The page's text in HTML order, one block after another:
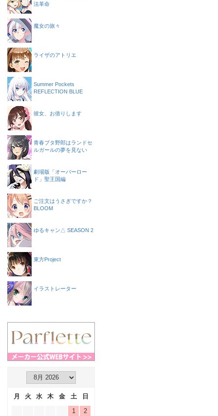
法革命
魔女の旅々
ライザのアトリエ
Summer Pockets
REFLECTION BLUE
彼女、お借りします
青春ブタ野郎はランドセ
ルガールの夢を見ない
劇場版「オーバーロー
ド」聖王国編
ご注文はうさぎですか？
BLOOM
ゆるキャン△ SEASON 2
東方Project
イラストレーター
月 火 水 木 金 土
日
1
2